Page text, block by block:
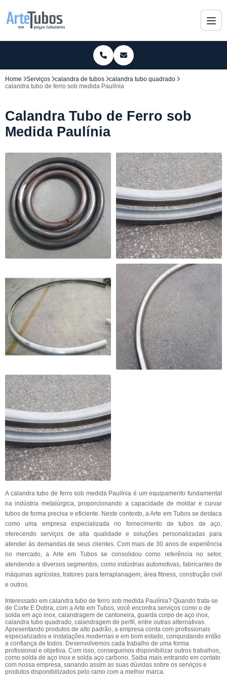
Home Serviços calandra de tubos
calandra tubo quadrado
calandra tubo de ferro sob medida Paulínia
Calandra Tubo de Ferro sob
Medida Paulínia
A calandra tubo de ferro sob medida Paulínia é um equipamento fundamental
na indústria metalúrgica, proporcionando a capacidade de moldar e curvar
tubos de forma precisa e eficiente. Neste contexto, a Arte em Tubos se destaca
como uma empresa especializada no fornecimento de tubos de aço,
oferecendo serviços de alta qualidade e soluções personalizadas para
atender às demandas de seus clientes. Com mais de 30 anos de experiência
no mercado, a Arte em Tubos se consolidou como referência no setor,
atendendo a diversos segmentos, como indústrias automotivas, fabricantes de
máquinas agrícolas, tratores para terraplanagem, área fitness, construção civil
e outros.
Interessado em calandra tubo de ferro sob medida Paulínia? Quando trata-se
de Corte E Dobra, com a Arte em Tubos, você encontra serviços como o de
solda em aço inox, calandragem de cantoneira, guarda corpo de aço inox,
calandra tubo quadrado, calandragem de perfil, entre outras alternativas.
Apresentando produtos de alto padrão, a empresa conta com profissionais
especializados e instalações modernas e em bom estado, conquistando então
a confiança de todos. Desenvolvemos cada trabalho de uma forma
profissional e objetiva. Com isso, conseguimos disponibilizar outros trabalhos,
como solda de aço inox e solda aço carbono. Saiba mais entrando em contato
com nossa empresa, sanando assim as suas dúvidas sobre os serviços e
produtos disponibilizados pelo ramo com a melhor marca.